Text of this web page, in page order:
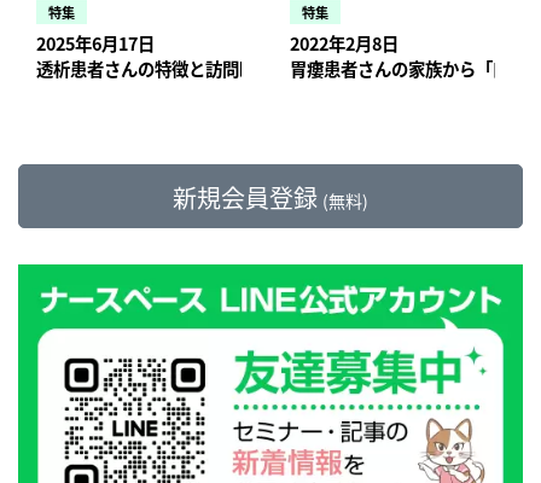
特集
2025年6月17日
透析患者さんの特徴と訪問時に注意したい状況・症状、報告のタ
特集
2022年2月8日
胃瘻患者さんの家族から「口か
新規会員登録 (無料)